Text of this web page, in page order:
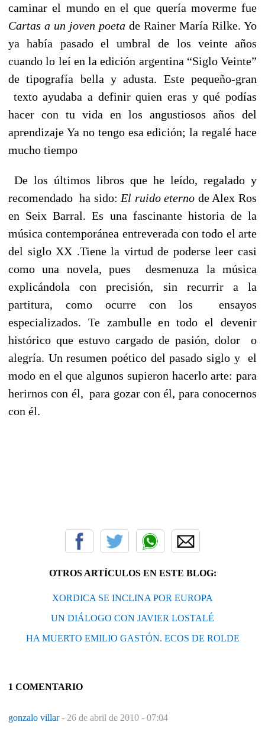
caminar el mundo en el que quería moverme fue
Cartas a un joven poeta de Rainer María Rilke. Yo
ya había pasado el umbral de los veinte años
cuando lo leí en la edición argentina “Siglo Veinte”
de tipografía bella y adusta. Este pequeño-gran
texto ayudaba a definir quien eras y qué podías
hacer con tu vida en los angustiosos años del
aprendizaje Ya no tengo esa edición; la regalé hace
mucho tiempo
De los últimos libros que he leído, regalado y
recomendado ha sido: El ruido eterno de Alex Ros
en Seix Barral. Es una fascinante historia de la
música contemporánea entreverada con todo el arte
del siglo XX .Tiene la virtud de poderse leer casi
como una novela, pues desmenuza la música
explicándola con precisión, sin recurrir a la
partitura, como ocurre con los ensayos
especializados. Te zambulle en todo el devenir
histórico que estuvo cargado de pasión, dolor o
alegría. Un resumen poético del pasado siglo y el
modo en el que algunos supieron hacerlo arte: para
herirnos con él, para gozar con él, para conocernos
con él.
OTROS ARTÍCULOS EN ESTE BLOG:
XORDICA SE INCLINA POR EUROPA
UN DIÁLOGO CON JAVIER LOSTALÉ
HA MUERTO EMILIO GASTÓN. ECOS DE ROLDE
1 COMENTARIO
gonzalo villar- 26 de abril de 2010 - 07:04